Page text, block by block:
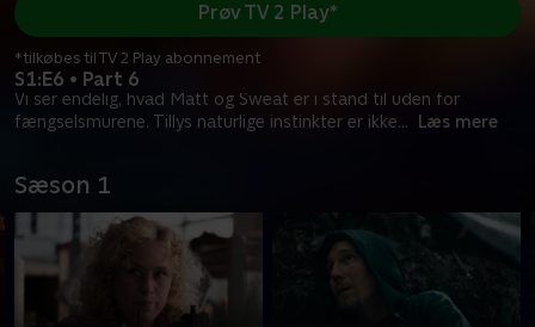
S1:E6 • Part 6
Vi ser endelig, hvad Matt og Sweat er i stand til uden for
fængselsmurene. Tillys naturlige instinkter er ikke... Læs mere
Prøv TV 2 Play*
*tilkøbes til TV 2 Play abonnement
Sæson 1